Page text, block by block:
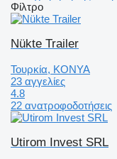
Φίλτρο
Nükte Trailer
Τουρκία, KONYA
23 αγγελίες
4.8
22 ανατροφοδοτήσεις
Utirom Invest SRL